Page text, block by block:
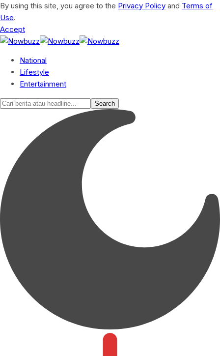
By using this site, you agree to the Privacy Policy and Terms of
Use.
Accept
National
Lifestyle
Entertainment